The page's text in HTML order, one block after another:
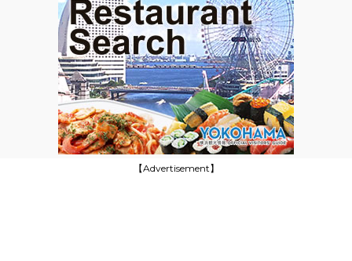
【Advertisement】